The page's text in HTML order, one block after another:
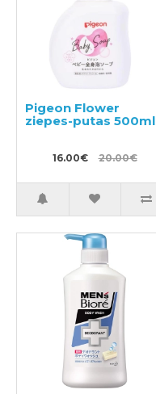
Pigeon Flower
ziepes-putas 500ml
16.00€ 20.00€